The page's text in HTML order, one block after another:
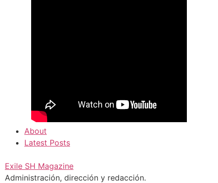
About
Latest Posts
Exile SH Magazine
Administración, dirección y redacción.